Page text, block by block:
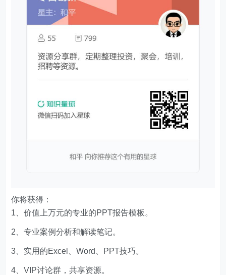
你将获得：
1、价值上万元的专业的PPT报告模板。
2、专业案例分析和解读笔记。
3、实用的Excel、Word、PPT技巧。
4、VIP讨论群，共享资源。